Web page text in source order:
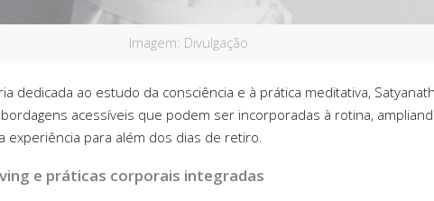
Imagem: Divulgação
dedicada ao estudo da consciência e à prática meditativa,
acessíveis que podem ser incorporadas à rotina,
experiência para além dos dias de retiro.
e práticas corporais integradas